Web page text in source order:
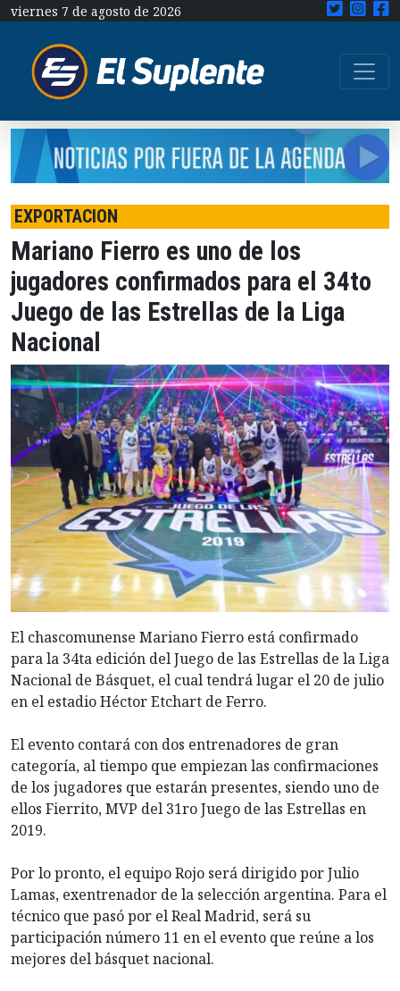
viernes 7 de agosto de 2026
EXPORTACION
Mariano Fierro es uno de los
jugadores confirmados para el 34to
Juego de las Estrellas de la Liga
Nacional
El chascomunense Mariano Fierro está confirmado
para la 34ta edición del Juego de las Estrellas de la Liga
Nacional de Básquet, el cual tendrá lugar el 20 de julio
en el estadio Héctor Etchart de Ferro.
El evento contará con dos entrenadores de gran
categoría, al tiempo que empiezan las confirmaciones
de los jugadores que estarán presentes, siendo uno de
ellos Fierrito, MVP del 31ro Juego de las Estrellas en
2019.
Por lo pronto, el equipo Rojo será dirigido por Julio
Lamas, exentrenador de la selección argentina. Para el
técnico que pasó por el Real Madrid, será su
participación número 11 en el evento que reúne a los
mejores del básquet nacional.